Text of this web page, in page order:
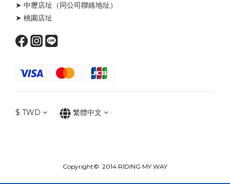
➤ 中壢店址 （同公司聯絡地址）
➤ 桃園店址
$ TWD 繁體中文
Copyright© 2014 RIDING MY WAY